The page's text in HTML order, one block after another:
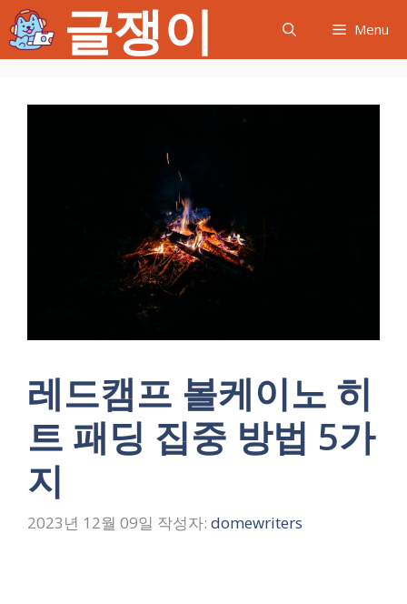
텐
츠
글쟁이 Menu
레드캠프 볼케이노 히
트 패딩 집중 방법 5가
지
2023년 12월 09일 작성자: domewriters